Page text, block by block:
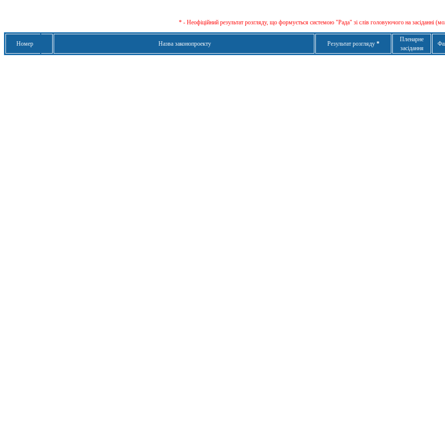
* - Неофіційний результат розгляду, що формується сиcтемою "Рада" зі слів головуючого на засіданні
Номер Назва законопроекту Результат розгляду *
Пленарне
засідання